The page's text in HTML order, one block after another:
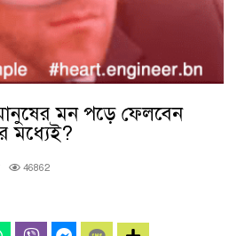
মন পড়ে ফেলবেন
মধ্যেই?
46862